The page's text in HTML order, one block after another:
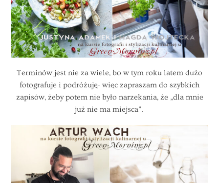
Terminów jest nie za wiele, bo w tym roku latem dużo
fotografuje i podróżuję- więc zapraszam do szybkich
zapisów, żeby potem nie było narzekania, że „dla mnie
już nie ma miejsca”.